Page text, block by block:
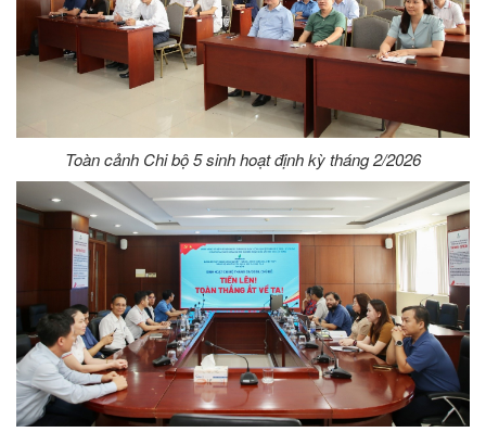
Toàn cảnh Chi bộ 5 sinh hoạt định kỳ tháng 2/2026